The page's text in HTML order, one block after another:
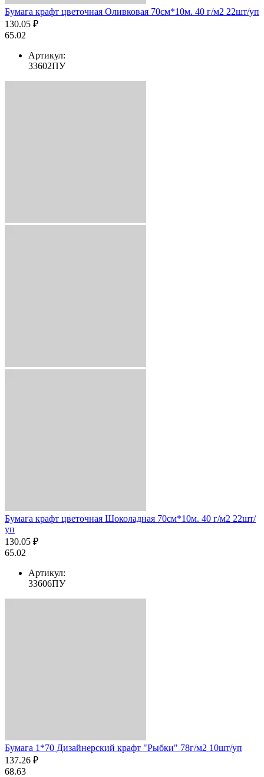
Бумага крафт цветочная Оливковая 70см*10м. 40 г/м2 22шт/уп
130.05 ₽
65.02
Артикул:
33602ПУ
Бумага крафт цветочная Шоколадная 70см*10м. 40 г/м2 22шт/
уп
130.05 ₽
65.02
Артикул:
33606ПУ
Бумага 1*70 Дизайнерский крафт "Рыбки" 78г/м2 10шт/уп
137.26 ₽
68.63